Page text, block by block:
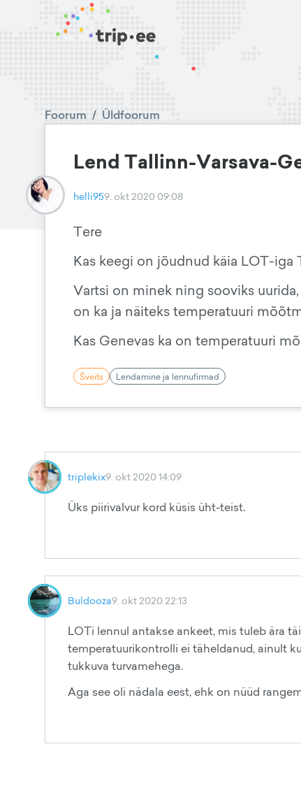
Foorum / Üldfoorum
Lend Tallinn-Varsava-
helli959. okt 2020 09:08
Tere
Kas keegi on jõudnud käia LOT-iga
Vartsi on minek ning sooviks
on ka ja näiteks temperatuuri
Kas Genevas ka on temperatuuri
Šveits Lendamine ja lennufirmad
triplekix9. okt 2020 14:09
Üks piirivalvur kord küsis üht-teist.
Buldooza9. okt 2020 22:13
LOTi lennul antakse ankeet, mis tuleb ära
temperatuurikontrolli ei täheldanud, ainult
tukkuva turvamehega.
Aga see oli nädala eest, ehk on nüüd